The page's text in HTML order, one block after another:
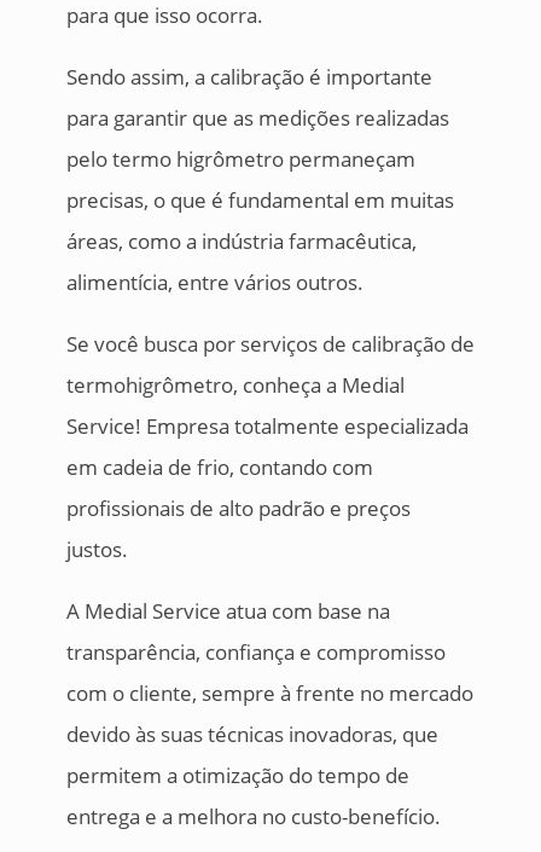
para que isso ocorra.
Sendo assim, a calibração é importante
para garantir que as medições realizadas
pelo termo higrômetro permaneçam
precisas, o que é fundamental em muitas
áreas, como a indústria farmacêutica,
alimentícia, entre vários outros.
Se você busca por serviços de calibração de
termohigrômetro, conheça a Medial
Service! Empresa totalmente especializada
em cadeia de frio, contando com
profissionais de alto padrão e preços
justos.
A Medial Service atua com base na
transparência, confiança e compromisso
com o cliente, sempre à frente no mercado
devido às suas técnicas inovadoras, que
permitem a otimização do tempo de
entrega e a melhora no custo-benefício.